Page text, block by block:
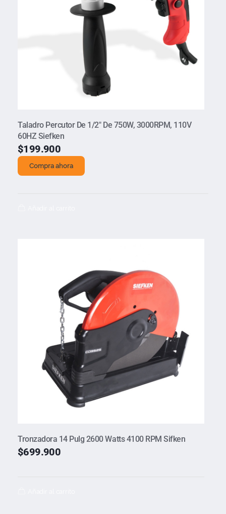
Taladro Percutor De 1/2″ De 750W, 3000RPM, 110V
60HZ Siefken
$199.900
Compra ahora
Tronzadora 14 Pulg 2600 Watts 4100 RPM Sifken
$699.900